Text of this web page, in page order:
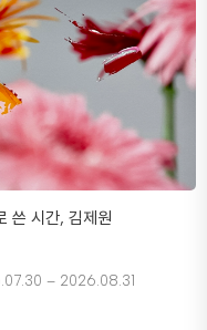
쓴 시간, 김제원
– 2026.08.31